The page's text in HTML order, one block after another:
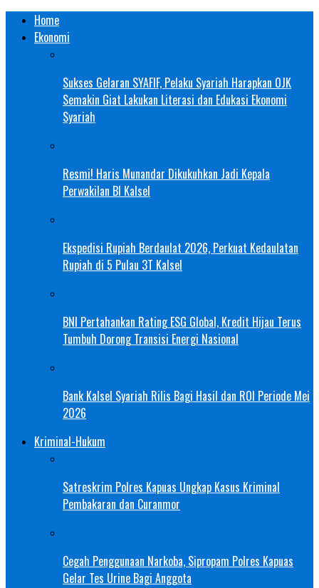
Home
Ekonomi
Sukses Gelaran SYAFIF, Pelaku Syariah Harapkan OJK
Semakin Giat Lakukan Literasi dan Edukasi Ekonomi
Syariah
Resmi! Haris Munandar Dikukuhkan Jadi Kepala
Perwakilan BI Kalsel
Ekspedisi Rupiah Berdaulat 2026, Perkuat Kedaulatan
Rupiah di 5 Pulau 3T Kalsel
BNI Pertahankan Rating ESG Global, Kredit Hijau Terus
Tumbuh Dorong Transisi Energi Nasional
Bank Kalsel Syariah Rilis Bagi Hasil dan ROI Periode Mei
2026
Kriminal-Hukum
Satreskrim Polres Kapuas Ungkap Kasus Kriminal
Pembakaran dan Curanmor
Cegah Penggunaan Narkoba, Sipropam Polres Kapuas
Gelar Tes Urine Bagi Anggota